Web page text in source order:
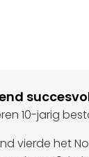
10-jarig
vierde het